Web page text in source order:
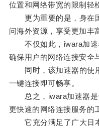
位置和网络带宽的限制轻
更为重要的是，身在
问海外资源，享受更加丰
不仅如此，iwara加速
确保用户的网络连接安全
同时，该加速器的使用
一键连接即可畅享。
总之，iwara加速器是
更快速的网络连接服务的
它充分满足了广大日本